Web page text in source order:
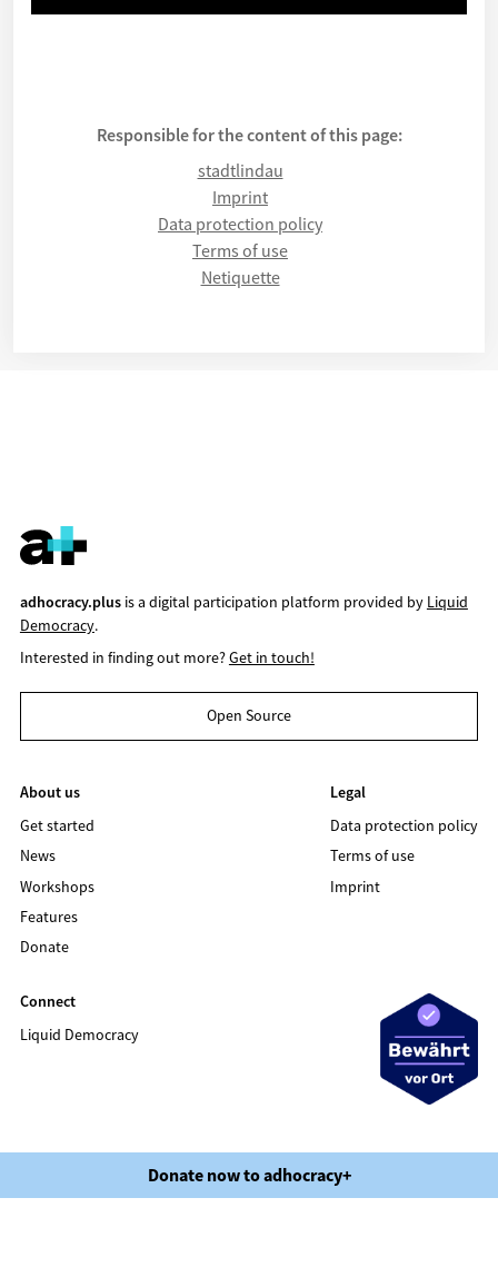
Responsible for the content of this page:
stadtlindau
Imprint
Data protection policy
Terms of use
Netiquette
adhocracy.plusis a digital participation platform provided by Liquid
Democracy.
Interested in finding out more?Get in touch!
Open Source
About us
Get started
News
Workshops
Features
Donate
Legal
Data protection policy
Terms of use
Imprint
Connect
Liquid Democracy
©2020 LIQUID DEMOCRACY
Data protection policy
Terms of use Imprint
Donate now to adhocracy+